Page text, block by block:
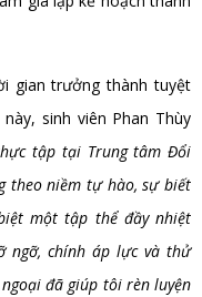
gian trưởng thành tuyệt
sinh viên Phan Thùy
tập tại Trung tâm Đổi
theo niềm tự hào, sự biết
một tập thể đầy nhiệt
ngỡ, chính áp lực và thử
đã giúp tôi rèn luyện